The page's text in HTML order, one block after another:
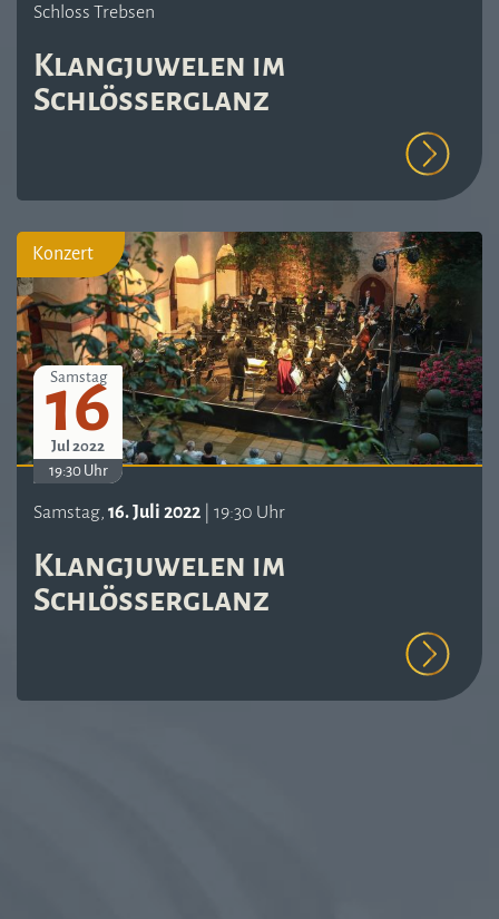
Schloss Trebsen
Klangjuwelen im
Schlösserglanz
Konzert
Samstag
16
Jul 2022
19:30 Uhr
Samstag, 16. Juli 2022 | 19:30 Uhr
Klangjuwelen im
Schlösserglanz